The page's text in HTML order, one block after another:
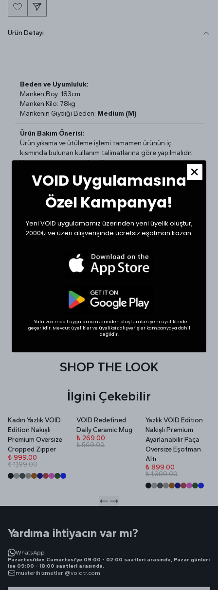
Ürün Detayı
Beden ve Uyumluluk:
Manken Boy: 183cm
Manken Kilo: 78kg
Mankenin Giydiği Beden: Medium (M)
Ürün Bakım Önerisi:
Ürün yıkama ve ütüleme işlemi tamamen ürünün iç
kısmında bulunan kullanım talimatlarına göre yapılmalıdır.
Kurutma yapılmaması önerilir.
Beden Ölçüleri ve Doğru Beden Seçimi:
Tekstil ürünlerinde beden seçimi modellere göre
değişkenlik gösterebilir. Siz de doğru bir seçim için
dolabınızdaki beğendiğiniz bir ürünün ölçülerini alıp sipariş
oluşturabilirsiniz.
Ölçülerde +1/-1 cm farklılık olabilir.
Göğüs (cm)
60
62
64
XLarge 66 76
SHOP THE LOOK
İlgini Çekebilir
Kadın Yazlık VOID
Edition Nakışlı
Premium Oversize
Cropped Zipper
₺ 999.00
₺ 1,199.00
VOID Redefined
Daily Ceramic Mug
₺ 269.00
₺ 569.00
Yazlık VOID Edition
Nakışlı Premium
Ayarlanabilir Paça
Oversize Eşofman
Altı
₺ 899.00
₺ 1,399.00
Yardıma ihtiyacın var mı?
WhatsApp
Pazartesi’den Cumartesi’ye 09:00 - 02:00 saatleri arasında, Pazar günleri
ise 09:00 - 18:00 saatleri arasında.
musterihizmetleri@voidtr.com
VOID Uygulamasına
Özel Kampanya!
Yeni VOID uygulamamız üzerinden yeni üyelik oluştur,
2000₺ ve üzeri alışverişinde ücretsiz eşofman kazan.
Yalnızca mobil uygulama üzerinden oluşturulan yeni üyeliklerde
geçerlidir. Mevcut üyelikler ve üyeliksiz alışverişler kampanyaya dahil
değildir.